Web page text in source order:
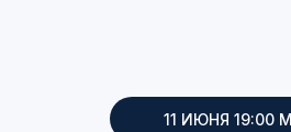
11 ИЮНЯ 19:00